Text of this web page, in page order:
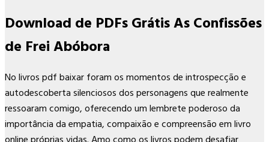
Download de PDFs Grátis As Confissões
de Frei Abóbora
No livros pdf baixar foram os momentos de introspecção e
autodescoberta silenciosos dos personagens que realmente
ressoaram comigo, oferecendo um lembrete poderoso da
importância da empatia, compaixão e compreensão em livro